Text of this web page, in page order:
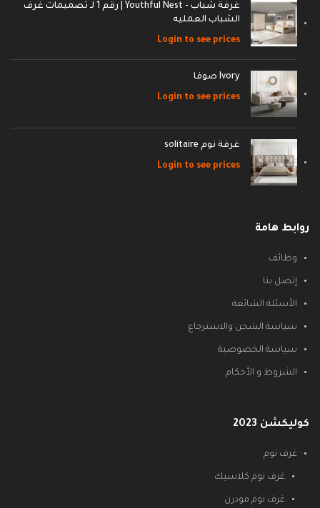
غرفة شباب - Youthful Nest | رقم 1 لـ تصميمات غرف
الشباب العمليه
Login to see prices
Ivory صوفا
Login to see prices
غرفة نوم solitaire
Login to see prices
روابط هامة
وظائف
إتصل بنا
الأسئلة الشائعة
سياسة الشحن والاسترجاع
سياسة الخصوصية
الشروط و الأحكام
كوليكشن 2023
غرف نوم
غرف نوم كلاسيك
غرف نوم مودرن